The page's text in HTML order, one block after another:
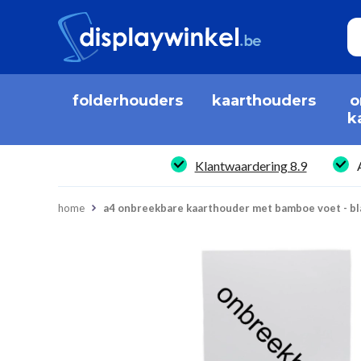
folderhouders kaarthouders
Klantwaardering 8.9
home a4 onbreekbare kaarthouder met bamboe voet -